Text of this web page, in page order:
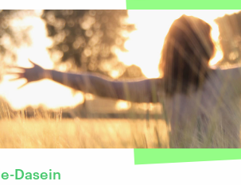
Dasein